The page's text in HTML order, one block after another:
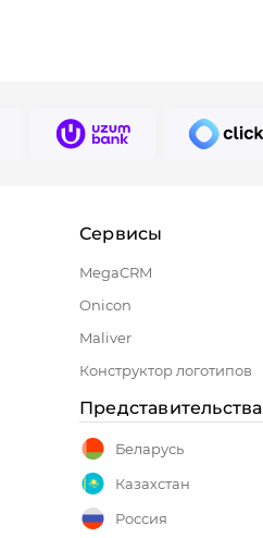
Сервисы
MegaCRM
Onicon
Maliver
Конструктор логотипов
Представительства
Беларусь
Казахстан
Россия